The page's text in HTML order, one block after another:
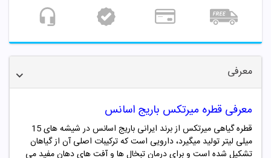
معرفی
معرفی قطره میرتکس باریج اسانس
قطره گیاهی میرتکس از برند ایرانی باریج اسانس در شیشه های 15
میلی لیتر تولید میگیرد، دارویی است که ترکیبات اصلی آن از گیاهان
تشکیل شده است و برای درمان تبخال ها و آفت های دهان مفید می